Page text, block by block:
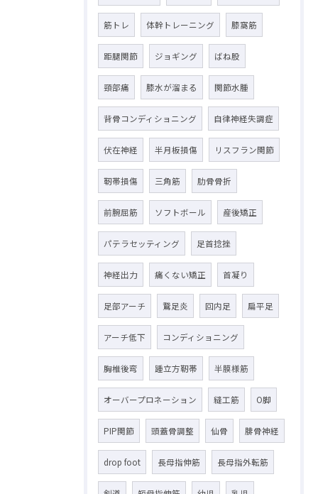
筋トレ 体幹トレーニング 膝窩筋
距腿関節 ジョギング ばね股
頸部痛 膝水が溜まる 関節水腫
背骨コンディショニング 自律神経失調症
伏在神経 半月板損傷 リスフラン関節
靭帯損傷 三角筋 肋骨骨折
前腕屈筋 ソフトボール 産後矯正
パテラセッティング 足首捻挫
神経出力 痛くない矯正 首凝り
足部アーチ 鵞足炎 回内足 扁平足
アーチ低下 コンディショニング
胸椎後弯 踵立方靭帯 半膜様筋
オーバープロネーション 縫工筋 O脚
PIP関節 頭蓋骨調整 仙骨 腓骨神経
drop foot 長母指伸筋 長母指外転筋